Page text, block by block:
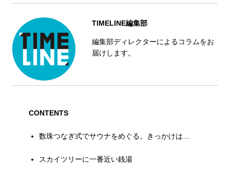
TIMELINE編集部
編集部ディレクターによるコラムをお
届けします。
CONTENTS
数珠つなぎ式でサウナをめぐる。きっかけは…
スカイツリーに一番近い銭湯